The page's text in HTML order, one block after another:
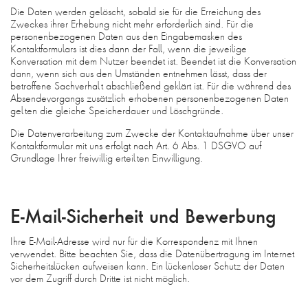
Die Daten werden gelöscht, sobald sie für die Erreichung des
Zweckes ihrer Erhebung nicht mehr erforderlich sind. Für die
personenbezogenen Daten aus den Eingabemasken des
Kontaktformulars ist dies dann der Fall, wenn die jeweilige
Konversation mit dem Nutzer beendet ist. Beendet ist die Konversation
dann, wenn sich aus den Umständen entnehmen lässt, dass der
betroffene Sachverhalt abschließend geklärt ist. Für die während des
Absendevorgangs zusätzlich erhobenen personenbezogenen Daten
gelten die gleiche Speicherdauer und Löschgründe.
Die Datenverarbeitung zum Zwecke der Kontaktaufnahme über unser
Kontaktformular mit uns erfolgt nach Art. 6 Abs. 1 DSGVO auf
Grundlage Ihrer freiwillig erteilten Einwilligung.
E-Mail-Sicherheit und Bewerbung
Ihre E-Mail-Adresse wird nur für die Korrespondenz mit Ihnen
verwendet. Bitte beachten Sie, dass die Datenübertragung im Internet
Sicherheitslücken aufweisen kann. Ein lückenloser Schutz der Daten
vor dem Zugriff durch Dritte ist nicht möglich.